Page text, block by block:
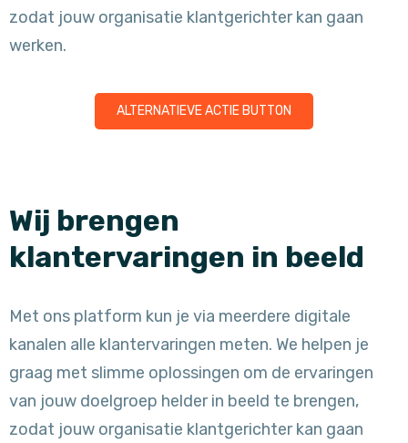
zodat jouw organisatie klantgerichter kan gaan
werken.
ALTERNATIEVE ACTIE BUTTON
Wij brengen
klantervaringen in beeld
Met ons platform kun je via meerdere digitale
kanalen alle klantervaringen meten. We helpen je
graag met slimme oplossingen om de ervaringen
van jouw doelgroep helder in beeld te brengen,
zodat jouw organisatie klantgerichter kan gaan